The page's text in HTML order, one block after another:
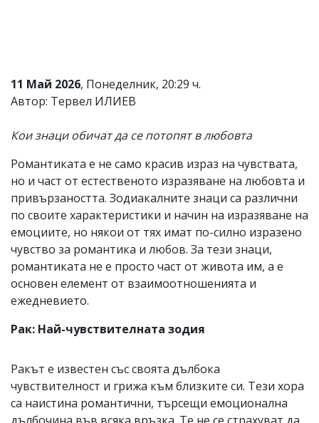
от
читателите
и
не
носи
за
тях!
Ако
откриете
обиден
за
вас
коментар,
моля
сигнализирайте
ни!
11 Май 2026, Понеделник, 20:29 ч.
Автор: Тервел ИЛИЕВ
Кои знаци обичат да се потопят в любовта
Романтиката е не само красив израз на чувствата,
но и част от естественото изразяване на любовта и
привързаността. Зодиакалните знаци са различни
по своите характеристики и начин на изразяване на
емоциите, но някои от тях имат по-силно изразено
чувство за романтика и любов. За тези знаци,
романтиката не е просто част от живота им, а е
основен елемент от взаимоотношенията и
ежедневието.
Рак: Най-чувствителната зодия
Ракът е известен със своята дълбока
чувствителност и грижа към близките си. Тези хора
са наистина романтични, търсещи емоционална
дълбочина във всяка връзка. Те не се страхуват да